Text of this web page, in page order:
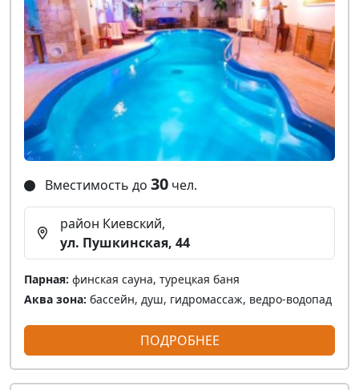
Вместимость до 30 чел.
район Киевский,
ул. Пушкинская, 44
Парная: финская сауна, турецкая баня
Аква зона: бассейн, душ, гидромассаж, ведро-водопад
ПОДРОБНЕЕ